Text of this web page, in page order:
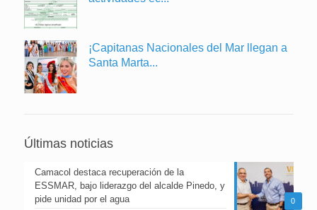
¡Capitanas Nacionales del Mar llegan a
Santa Marta...
Últimas noticias
0
Camacol destaca recuperación de la
ESSMAR, bajo liderazgo del alcalde Pinedo, y
pide unidad por el agua